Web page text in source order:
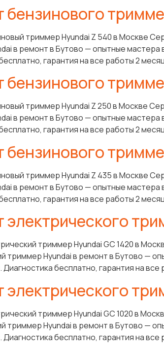
бензинового
триммер Hyundai Z 540 в Москве
в ремонт в Бутово — опытные мастера
гарантия на все работы 2
бензинового
триммер Hyundai Z 250 в Москве
в ремонт в Бутово — опытные мастера
гарантия на все работы 2
бензинового
триммер Hyundai Z 435 в Москве
в ремонт в Бутово — опытные мастера
гарантия на все работы 2
электрического
триммер Hyundai GC 1420 в
триммер Hyundai в ремонт в Бутово —
Диагностика бесплатно, гарантия на
электрического
триммер Hyundai GC 1020 в
триммер Hyundai в ремонт в Бутово —
Диагностика бесплатно, гарантия на